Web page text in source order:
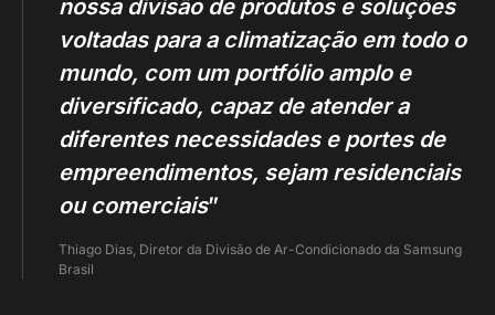
nossa divisão de produtos e soluções
voltadas para a climatização em todo o
mundo, com um portfólio amplo e
diversificado, capaz de atender a
diferentes necessidades e portes de
empreendimentos, sejam residenciais
ou comerciais”
Thiago Dias, Diretor da Divisão de Ar-Condicionado da Samsung
Brasil